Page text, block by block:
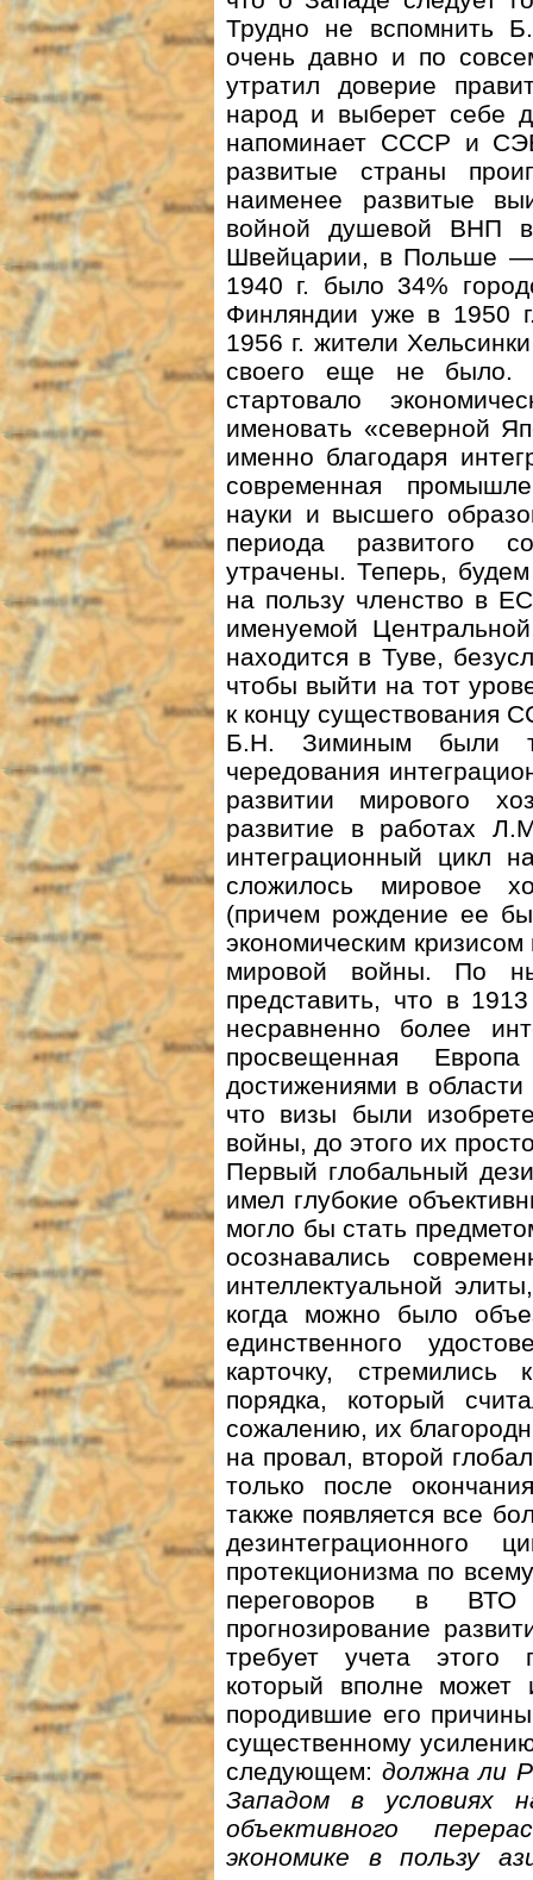
Трудно не вспомнить
очень давно и по
утратил доверие
народ и выберет себе
напоминает СССР и
развитые страны
наименее развитые
войной душевой ВНП
Швейцарии, в Польше
1940 г. было 34%
Финляндии уже в 1950
1956 г. жители
своего еще не было.
стартовало
именовать «северной
именно благодаря
современная
науки и высшего
периода развитого
утрачены. Теперь,
на пользу членство в
именуемой
находится в Туве,
чтобы выйти на тот
к концу существования
Б.Н. Зиминым были
чередования
развитии мирового
развитие в работах
интеграционный цикл
сложилось мировое
(причем рождение ее
экономическим
мировой войны. По
представить, что в
несравненно более
просвещенная
достижениями в области
что визы были
войны, до этого их
Первый глобальный
имел глубокие
могло бы стать
осознавались
интеллектуальной
когда можно было
единственного
карточку, стремились
порядка, который
сожалению, их
на провал, второй
только после
также появляется все
протекционизма по
переговоров в
прогнозирование
требует учета этого
который вполне может
породившие его
существенному
следующем: должна ли
Западом в условиях
объективного
экономике в пользу